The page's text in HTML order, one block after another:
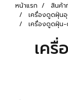
หน้าแรก
สินค้
เครื่องดูดฝุ่นอุ
เครื่องดูดฝุ่น
เค